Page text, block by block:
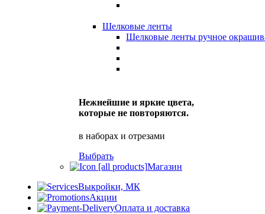
Шелковые ленты
Шелковые ленты ручное
Нежнейшие и яркие цвета,
которые не повторяются.
в наборах и отрезами
Выбрать
Магазин
Выкройки, МК
Акции
Оплата и доставка